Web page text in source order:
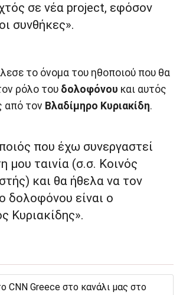
σε νέα project, εφόσον
συνθήκες».
το όνομα του ηθοποιού που θα
ρόλο του δολοφόνου και αυτός
από τον Βλαδίμηρο Κυριακίδη.
που έχω συνεργαστεί
μου ταινία (σ.σ. Κοινός
και θα ήθελα να τον
δολοφόνου είναι ο
Κυριακίδης».
CNN Greece στο κανάλι μας στο